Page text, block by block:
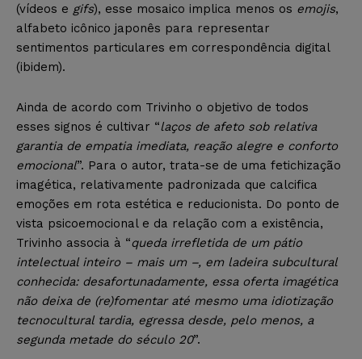
(vídeos e gifs), esse mosaico implica menos os emojis,
alfabeto icônico japonês para representar
sentimentos particulares em correspondência digital
(ibidem).
Ainda de acordo com Trivinho o objetivo de todos
esses signos é cultivar “laços de afeto sob relativa
garantia de empatia imediata, reação alegre e conforto
emocional”. Para o autor, trata-se de uma fetichização
imagética, relativamente padronizada que calcifica
emoções em rota estética e reducionista. Do ponto de
vista psicoemocional e da relação com a existência,
Trivinho associa à “queda irrefletida de um pátio
intelectual inteiro – mais um –, em ladeira subcultural
conhecida: desafortunadamente, essa oferta imagética
não deixa de (re)fomentar até mesmo uma idiotização
tecnocultural tardia, egressa desde, pelo menos, a
segunda metade do século 20”.